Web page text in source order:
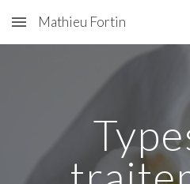
Skip to main content
Mathieu Fortin